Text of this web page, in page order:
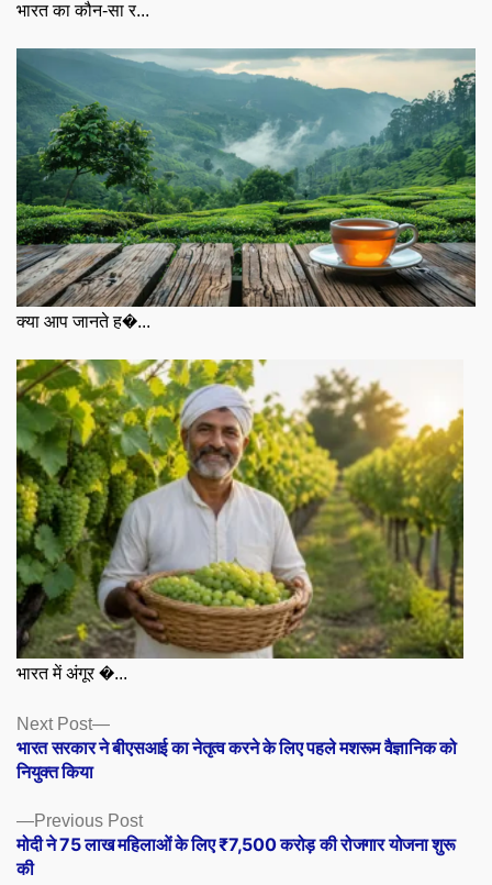
भारत का कौन-सा र...
क्या आप जानते ह�...
भारत में अंगूर �...
Posts
navigation
Previous PostPrevious
post:
मोदी ने 75 लाख महिलाओं के लिए ₹7,500 करोड़ की रोजगार योजना शुरू
की
Next Post
Next
post:
भारत सरकार ने बीएसआई का नेतृत्व करने के लिए पहले मशरूम वैज्ञानिक को
नियुक्त किया